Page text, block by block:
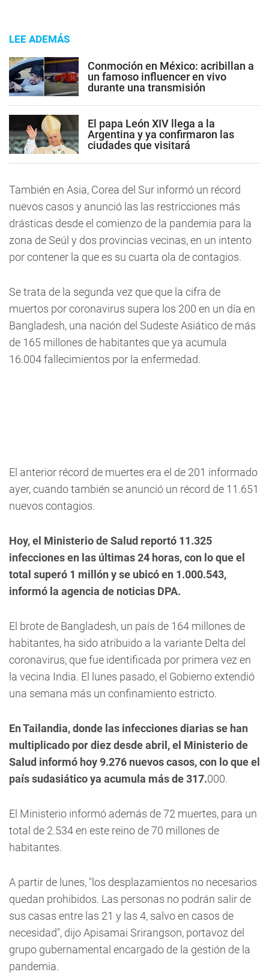
LEE ADEMÁS
Conmoción en México: acribillan a
un famoso influencer en vivo
durante una transmisión
El papa León XIV llega a la
Argentina y ya confirmaron las
ciudades que visitará
También en Asia, Corea del Sur informó un récord
nuevos casos y anunció las las restricciones más
drásticas desde el comienzo de la pandemia para la
zona de Seúl y dos provincias vecinas, en un intento
por contener la que es su cuarta ola de contagios.
Se trata de la segunda vez que que la cifra de
muertos por coronavirus supera los 200 en un día en
Bangladesh, una nación del Sudeste Asiático de más
de 165 millones de habitantes que ya acumula
16.004 fallecimientos por la enfermedad.
El anterior récord de muertes era el de 201 informado
ayer, cuando también se anunció un récord de 11.651
nuevos contagios.
Hoy, el Ministerio de Salud reportó 11.325
infecciones en las últimas 24 horas, con lo que el
total superó 1 millón y se ubicó en 1.000.543,
informó la agencia de noticias DPA.
El brote de Bangladesh, un país de 164 millones de
habitantes, ha sido atribuido a la variante Delta del
coronavirus, que fue identificada por primera vez en
la vecina India. El lunes pasado, el Gobierno extendió
una semana más un confinamiento estricto.
En Tailandia, donde las infecciones diarias se han
multiplicado por diez desde abril, el Ministerio de
Salud informó hoy 9.276 nuevos casos, con lo que el
país sudasiático ya acumula más de 317.000.
El Ministerio informó además de 72 muertes, para un
total de 2.534 en este reino de 70 millones de
habitantes.
A partir de lunes, "los desplazamientos no necesarios
quedan prohibidos. Las personas no podrán salir de
sus casas entre las 21 y las 4, salvo en casos de
necesidad", dijo Apisamai Srirangson, portavoz del
grupo gubernamental encargado de la gestión de la
pandemia.